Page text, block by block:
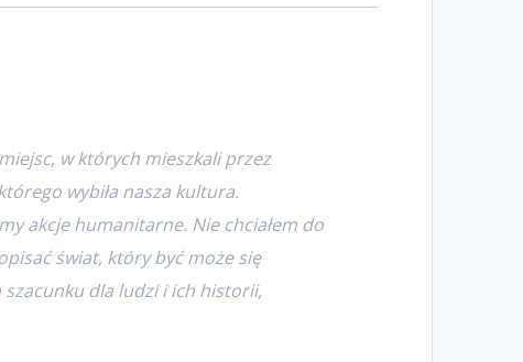
w których mieszkali przez
wybiła nasza kultura.
akcje humanitarne. Nie chciałem do
świat, który być może się
szacunku dla ludzi i ich historii,